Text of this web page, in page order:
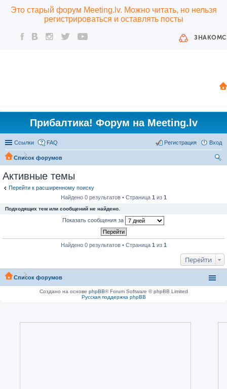
Это старый форум Meeting.lv. Можно читать, но нельзя
регистрироваться и оставлять посты
Прибалтика! Форум на Meeting.lv
Ссылки FAQ Вход
Регистрация
Список форумов
Активные темы
Перейти к расширенному поиску
Найдено 0 результатов • Страница 1 из 1
Подходящих тем или сообщений не найдено.
Показать сообщения за
Найдено 0 результатов • Страница 1 из 1
Перейти
Список форумов
Создано на основе phpBB® Forum Software © phpBB Limited
Русская поддержка phpBB